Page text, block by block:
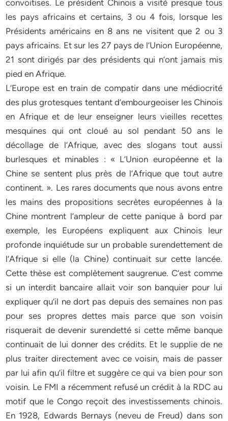
convoitises. Le président Chinois a visité presque tous
les pays africains et certains, 3 ou 4 fois, lorsque les
Présidents américains en 8 ans ne visitent que 2 ou 3
pays africains. Et sur les 27 pays de l’Union Européenne,
21 sont dirigés par des présidents qui n’ont jamais mis
pied en Afrique.
L’Europe est en train de compatir dans une médiocrité
des plus grotesques tentant d’embourgeoiser les Chinois
en Afrique et de leur enseigner leurs vieilles recettes
mesquines qui ont cloué au sol pendant 50 ans le
décollage de l’Afrique, avec des slogans tout aussi
burlesques et minables : « L’Union européenne et la
Chine se sentent plus près de l’Afrique que tout autre
continent. ». Les rares documents que nous avons entre
les mains des propositions secrètes européennes à la
Chine montrent l’ampleur de cette panique à bord par
exemple, les Européens expliquent aux Chinois leur
profonde inquiétude sur un probable surendettement de
l’Afrique si elle (la Chine) continuait sur cette lancée.
Cette thèse est complètement saugrenue. C’est comme
si un interdit bancaire allait voir son banquier pour lui
expliquer qu’il ne dort pas depuis des semaines non pas
pour ses propres dettes mais parce que son voisin
risquerait de devenir surendetté si cette même banque
continuait de lui donner des crédits. Et le supplie de ne
plus traiter directement avec ce voisin, mais de passer
par lui afin qu’il filtre et suggère ce qui va bien pour son
voisin. Le FMI a récemment refusé un crédit à la RDC au
motif que le Congo reçoit des investissements chinois.
En 1928, Edwards Bernays (neveu de Freud) dans son